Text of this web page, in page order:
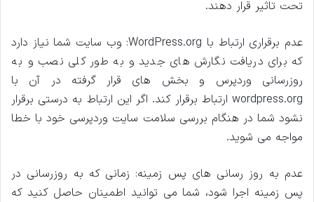
تحت تاثیر قرار دهند.
عدم برقراری ارتباط با WordPress.org: وب سایت شما نیاز دارد
که برای دریافت نگارش های جدید و به طور کلی نصب و به
روزرسانی وردپرس و بخش های قرار گرفته در آن با
wordpress.org ارتباط برقرار کند. اگر این ارتباط به درستی برقرار
نشود شما در هنگام بررسی سلامت سایت وردپرسی خود با خطا
مواجه می شوید.
عدم به روز رسانی های پس زمینه: زمانی که به روزرسانی در
پس زمینه اجرا شود، شما می توانید اطمینان حاصل کنید که